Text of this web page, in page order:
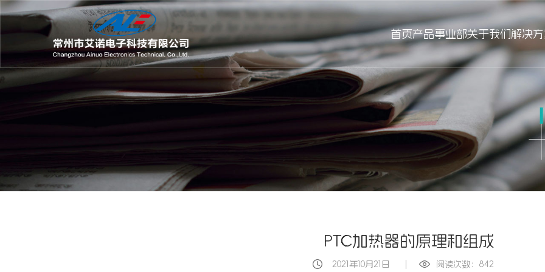
首页产品事业部关于我们解决
PTC加热器的原理和组成
2021年10月21日 阅读次数：842